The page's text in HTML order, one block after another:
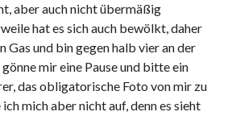
aber auch nicht übermäßig
hat es sich auch bewölkt, daher
Gas und bin gegen halb vier an der
mir eine Pause und bitte ein
das obligatorische Foto von mir zu
mich aber nicht auf, denn es sieht